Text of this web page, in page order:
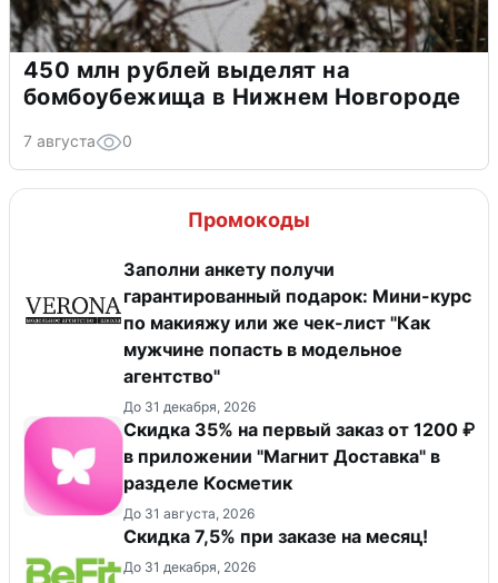
450 млн рублей выделят на
бомбоубежища в Нижнем Новгороде
7 августа 0
Промокоды
Заполни анкету получи
гарантированный подарок: Мини-курс
по макияжу или же чек-лист "Как
мужчине попасть в модельное
агентство"
До 31 декабря, 2026
​Скидка 35% на первый заказ от 1200 ₽
в приложении "Магнит Доставка"​ в
разделе Косметик
До 31 августа, 2026
Скидка 7,5% при заказе на месяц!
До 31 декабря, 2026